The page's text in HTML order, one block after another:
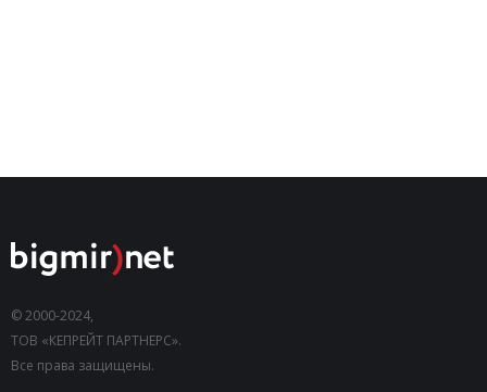
© 2000-2024,
ТОВ «КЕПРЕЙТ ПАРТНЕРС».
Все права защищены.